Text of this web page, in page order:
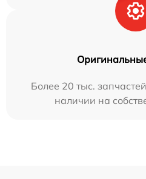
Более 20 тыс.
наличии на